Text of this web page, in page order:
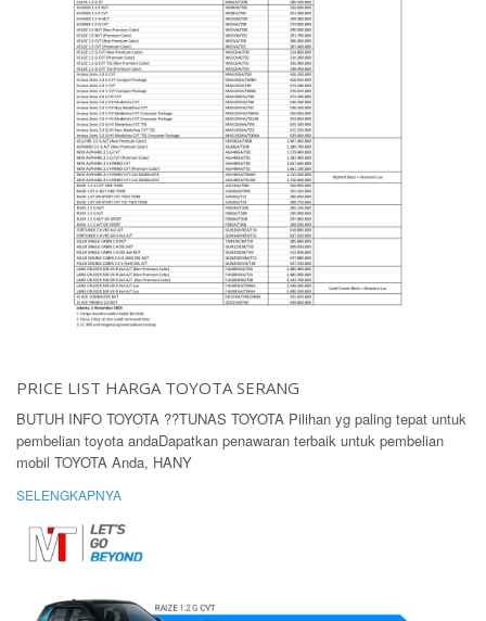
PRICE LIST HARGA TOYOTA SERANG
BUTUH INFO TOYOTA ??TUNAS TOYOTA Pilihan yg paling tepat untuk
pembelian toyota andaDapatkan penawaran terbaik untuk pembelian
mobil TOYOTA Anda, HANY
SELENGKAPNYA